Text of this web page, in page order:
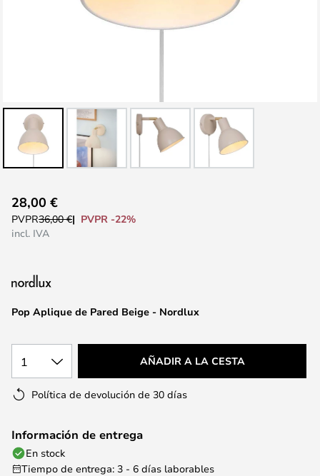
comienzo
galería
imágenes
Pop Aplique de Pared Beige - Nordlux
28,00 €
PVPR36,00 €
PVPR -22%
incl. IVA
1 AÑADIR A LA CESTA
Política de devolución de 30 días
Información de entrega
En stock
Tiempo de entrega: 3 - 6 días laborables